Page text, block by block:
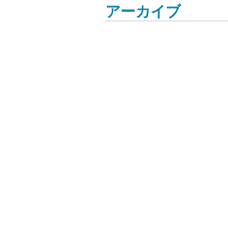
アーカイブ